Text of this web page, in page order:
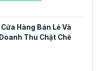
Hàng Bán Lẻ Và
Thu Chặt Chẽ